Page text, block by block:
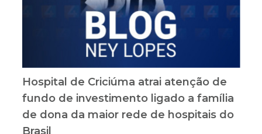
Hospital de Criciúma atrai atenção de
fundo de investimento ligado a família
de dona da maior rede de hospitais do
Brasil